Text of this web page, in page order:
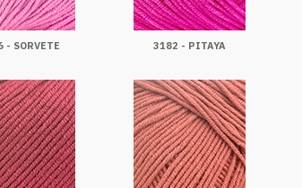
- SORVETE 3182 - PITAYA